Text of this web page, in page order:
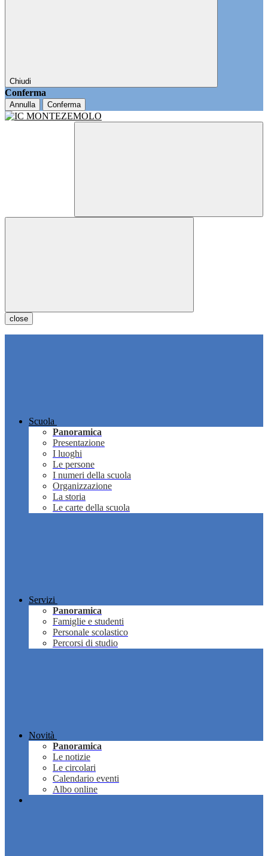
Chiudi
Conferma
Annulla Conferma
close
Scuola
Panoramica
Presentazione
I luoghi
Le persone
I numeri della scuola
Organizzazione
La storia
Le carte della scuola
Servizi
Panoramica
Famiglie e studenti
Personale scolastico
Percorsi di studio
Novità
Panoramica
Le notizie
Le circolari
Calendario eventi
Albo online